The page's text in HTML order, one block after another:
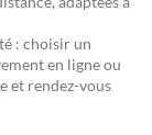
: choisir un
en ligne ou
et rendez-vous